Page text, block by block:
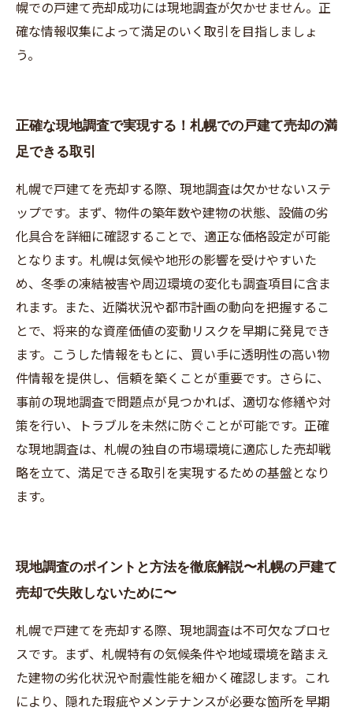
幌での戸建て売却成功には現地調査が欠かせません。正
確な情報収集によって満足のいく取引を目指しましょ
う。
正確な現地調査で実現する！札幌での戸建て売却の満
足できる取引
札幌で戸建てを売却する際、現地調査は欠かせないステ
ップです。まず、物件の築年数や建物の状態、設備の劣
化具合を詳細に確認することで、適正な価格設定が可能
となります。札幌は気候や地形の影響を受けやすいた
め、冬季の凍結被害や周辺環境の変化も調査項目に含ま
れます。また、近隣状況や都市計画の動向を把握するこ
とで、将来的な資産価値の変動リスクを早期に発見でき
ます。こうした情報をもとに、買い手に透明性の高い物
件情報を提供し、信頼を築くことが重要です。さらに、
事前の現地調査で問題点が見つかれば、適切な修繕や対
策を行い、トラブルを未然に防ぐことが可能です。正確
な現地調査は、札幌の独自の市場環境に適応した売却戦
略を立て、満足できる取引を実現するための基盤となり
ます。
現地調査のポイントと方法を徹底解説〜札幌の戸建て
売却で失敗しないために〜
札幌で戸建てを売却する際、現地調査は不可欠なプロセ
スです。まず、札幌特有の気候条件や地域環境を踏まえ
た建物の劣化状況や耐震性能を細かく確認します。これ
により、隠れた瑕疵やメンテナンスが必要な箇所を早期